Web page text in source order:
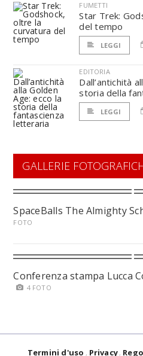
FUMETTI
Star Trek:
del tempo
LEGGI
EDITORIA
Dall’antichità
storia della
LEGGI
GALLERIE
SpaceBalls The Almighty
FOTO
Conferenza stampa Lucca
4 FOTO
Termini d'uso Privacy